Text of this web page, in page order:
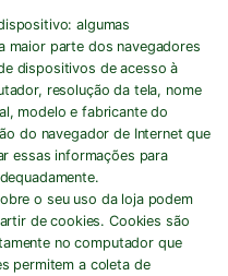
algumas
maior parte dos navegadores
dispositivos de acesso à
resolução da tela, nome
modelo e fabricante do
do navegador de Internet que
essas informações para
o seu uso da loja podem
de cookies. Cookies são
no computador que
permitem a coleta de